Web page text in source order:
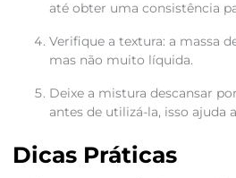
até obter uma consistência
Verifique a textura: a massa
mas não muito líquida.
Deixe a mistura descansar
antes de utilizá-la, isso ajuda
Dicas Práticas